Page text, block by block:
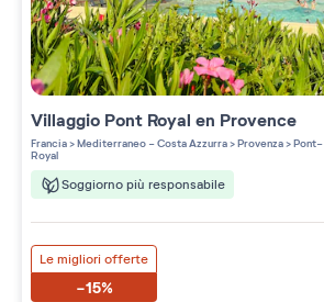
Villaggio Pont Royal en Provence
Francia>Mediterraneo - Costa Azzurra>Provenza>Pont-
Royal
Soggiorno più responsabile
Le migliori offerte
-15%